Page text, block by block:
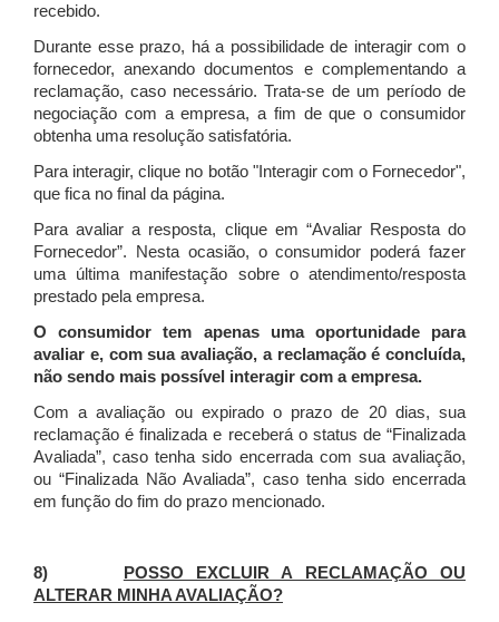
recebido.
Durante esse prazo, há a possibilidade de interagir com o
fornecedor, anexando documentos e complementando a
reclamação, caso necessário.Trata-se de um período de
negociação com a empresa, a fim de que o consumidor
obtenha uma resolução satisfatória.
Para interagir, clique no botão "Interagir com o Fornecedor",
que fica no final da página.
Para avaliar a resposta, clique em “Avaliar Resposta do
Fornecedor”. Nesta ocasião, o consumidor poderá fazer
uma última manifestação sobre o atendimento/resposta
prestado pela empresa.
O consumidor tem apenas uma oportunidade para
avaliar e, com sua avaliação, a reclamação é concluída,
não sendo mais possível interagir com a empresa.
Com a avaliação ou expirado o prazo de 20 dias, sua
reclamação é finalizada e receberá o status de “Finalizada
Avaliada”, caso tenha sido encerrada com sua avaliação,
ou “Finalizada Não Avaliada”, caso tenha sido encerrada
em função do fim do prazo mencionado.
8)
POSSO EXCLUIR A RECLAMAÇÃO OU
ALTERAR MINHA AVALIAÇÃO?